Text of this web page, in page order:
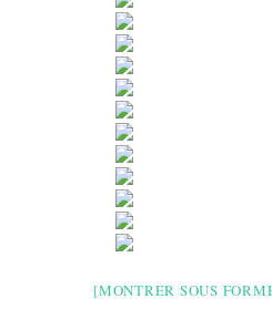
[MONTRER SOUS